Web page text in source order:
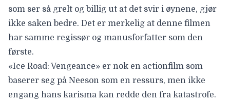
som ser så grelt og billig ut at det svir i øynene, gjør
ikke saken bedre. Det er merkelig at denne filmen
har samme regissør og manusforfatter som den
første.
«Ice Road: Vengeance» er nok en actionfilm som
baserer seg på Neeson som en ressurs, men ikke
engang hans karisma kan redde den fra katastrofe.